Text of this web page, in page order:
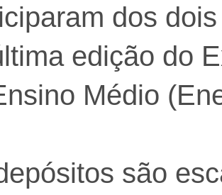
dos
edição do
Médio
são